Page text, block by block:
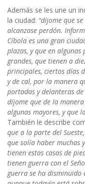
Además se les une un
la ciudad: “díjome que
alcanzase perdón.
Cíbola es una gran
plazas, y que en
grandes, que tienen a
principales, ciertos días
y de cal, por la manera
portadas y delanteras
díjome que de la
algunas mayores, y que
También le describe
que a la parte del
que solía haber muchas
tienen estas casas de
tienen guerra con el
guerra se ha disminuido